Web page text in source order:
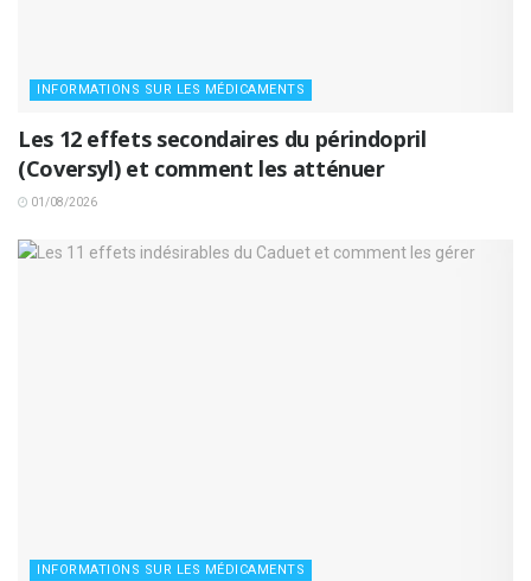
INFORMATIONS SUR LES MÉDICAMENTS
Les 12 effets secondaires du périndopril
(Coversyl) et comment les atténuer
01/08/2026
INFORMATIONS SUR LES MÉDICAMENTS